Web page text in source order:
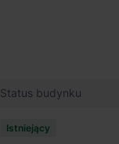
Status budynku
Istniejący